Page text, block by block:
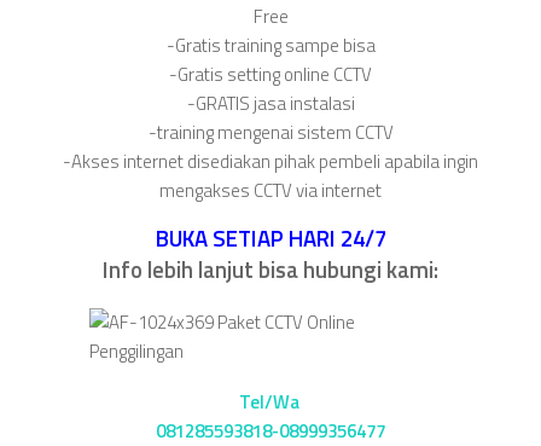
Free
-Gratis training sampe bisa
-Gratis setting online CCTV
-GRATIS jasa instalasi
-training mengenai sistem CCTV
-Akses internet disediakan pihak pembeli apabila ingin
mengakses CCTV via internet
BUKA SETIAP HARI 24/7
Info lebih lanjut bisa hubungi kami:
Tel/Wa
081285593818-08999356477